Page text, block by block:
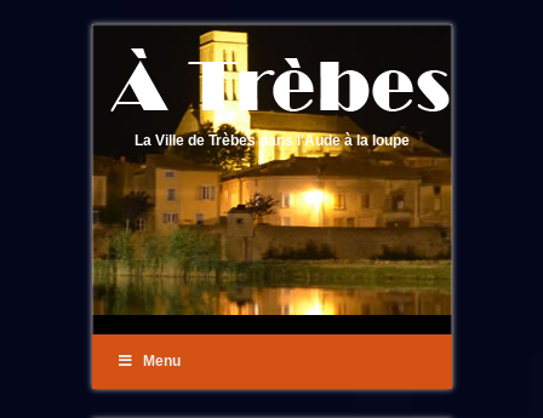
La Ville de Trèbes dans l'Aude à la loupe
Menu